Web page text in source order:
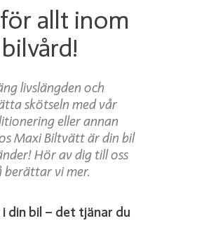
allt inom
bilvård!
livslängden och
skötseln med vår
eller annan
Maxi Biltvätt är din bil
Hör av dig till oss
berättar vi mer.
din bil – det tjänar du